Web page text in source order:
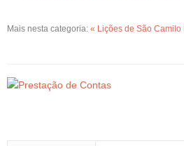
Mais nesta categoria: « Lições de São Camilo